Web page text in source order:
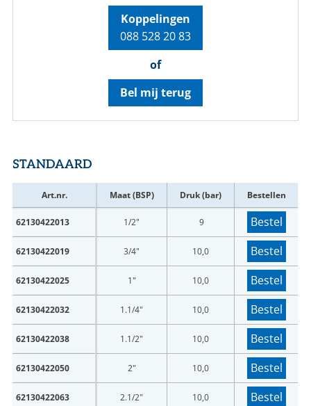
Koppelingen
088 528 20 83
of
Bel mij terug
STANDAARD
Art.nr. Maat (BSP) Druk (bar) Bestellen
62130422013 1/2" 9 Bestel
62130422019 3/4" 10,0 Bestel
62130422025 1" 10,0 Bestel
62130422032 1.1/4" 10,0 Bestel
62130422038 1.1/2" 10,0 Bestel
62130422050 2" 10,0 Bestel
62130422063 2.1/2" 10,0 Bestel